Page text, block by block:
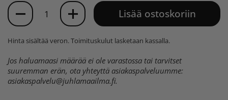
Määrä
Lisää ostoskoriin
Hinta sisältää veron.Toimituskulut lasketaan kassalla.
Jos haluamaasi määrää ei ole varastossa tai tarvitset
suuremman erän, ota yhteyttä asiakaspalveluumme:
asiakaspalvelu@juhlamaailma.fi.